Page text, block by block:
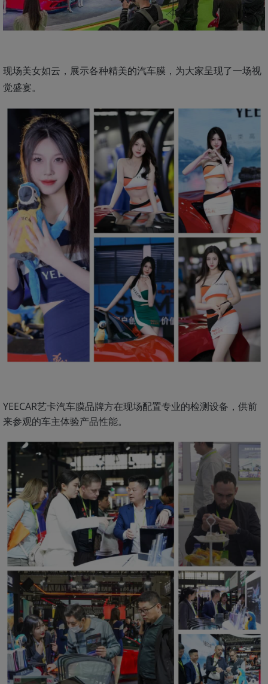
现场美女如云，展示各种精美的汽车膜，为大家呈现了一场视
觉盛宴。
YEECAR艺卡汽车膜品牌方在现场配置专业的检测设备，供前
来参观的车主体验产品性能。